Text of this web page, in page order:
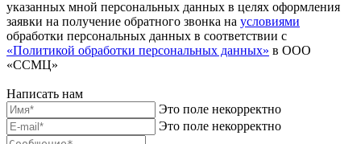
указанных мной персональных данных в целях оформления
заявки на получение обратного звонка на условиями
обработки персональных данных в соответствии с
«Политикой обработки персональных данных» в ООО
«ССМЦ»
Написать нам
Это поле некорректно
Это поле некорректно